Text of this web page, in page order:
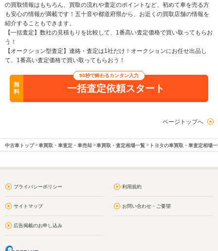
の買取情報はもちろん、買取の流れや査定のポイントなど、初めて車を売る方
も安心の情報が満載です！五十音や都道府県から、お近くの買取店舗の情報を
紹介することもできます。
【一括査定】数社の見積もりを比較して、1番高い査定価格で買い取ってもらお
う！
【オークション型査定】連絡・査定は1社だけ！オークションにお任せ出品し
て、1番高い査定価格で買い取ってもらおう！
無
料
90秒で終わるカンタン入力
一括査定依頼スタート
ページトップへ
中古車トップ 車買取・車査定・車売却 車買取・査定相場一覧 トヨタの車買取・車査定相場
プライバシーポリシー 利用規約
サイトマップ お問い合わせ・ご要望
広告掲載のお申し込み